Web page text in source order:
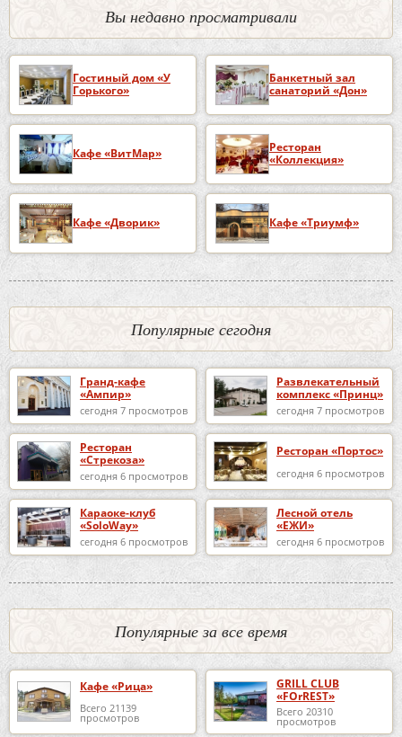
Вы недавно просматривали
Гостиный дом «У
Горького»
Банкетный зал
санаторий «Дон»
Кафе «ВитМар»
Ресторан
«Коллекция»
Кафе «Дворик» Кафе «Триумф»
Популярные сегодня
Гранд-кафе
«Ампир»
сегодня 7 просмотров
Развлекательный
комплекс «Принц»
сегодня 7 просмотров
Ресторан
«Стрекоза»
сегодня 6 просмотров
Ресторан «Портос»
сегодня 6 просмотров
Караоке-клуб
«SoloWay»
сегодня 6 просмотров
Лесной отель
«ЕЖИ»
сегодня 6 просмотров
Популярные за все время
Кафе «Рица»
Всего 21139
просмотров
GRILL CLUB
«FOrREST»
Всего 20310
просмотров